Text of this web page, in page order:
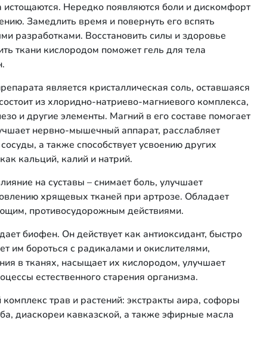
Нередко появляются боли и дискомфорт
Замедлить время и повернуть его вспять
разработками. Восстановить силы и здоровье
ткани кислородом поможет гель для тела
является кристаллическая соль, оставшаяся
из хлоридно-натриево-магниевого комплекса,
и другие элементы. Магний в его составе помогает
нервно-мышечный аппарат, расслабляет
а также способствует усвоению других
кальций, калий и натрий.
на суставы – снимает боль, улучшает
хрящевых тканей при артрозе. Обладает
противосудорожным действиями.
биофен. Он действует как антиоксидант, быстро
им бороться с радикалами и окислителями,
в тканях, насыщает их кислородом, улучшает
естественного старения организма.
трав и растений: экстракты аира, софоры
диаскореи кавказской, а также эфирные масла